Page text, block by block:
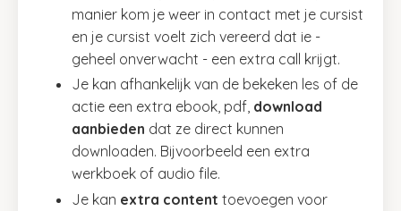
manier kom je weer in contact met je cursist
en je cursist voelt zich vereerd dat ie -
geheel onverwacht - een extra call krijgt.
Je kan afhankelijk van de bekeken les of de
actie een extra ebook, pdf, download
aanbieden dat ze direct kunnen
downloaden. Bijvoorbeeld een extra
werkboek of audio file.
Je kan extra content toevoegen voor